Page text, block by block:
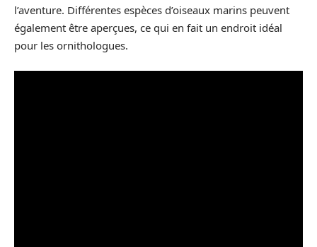
l’aventure. Différentes espèces d’oiseaux marins peuvent
également être aperçues, ce qui en fait un endroit idéal
pour les ornithologues.